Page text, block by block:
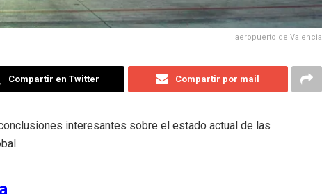
aeropuerto de Valencia
Compartir en Twitter Compartir por mail
interesantes sobre el estado actual de las